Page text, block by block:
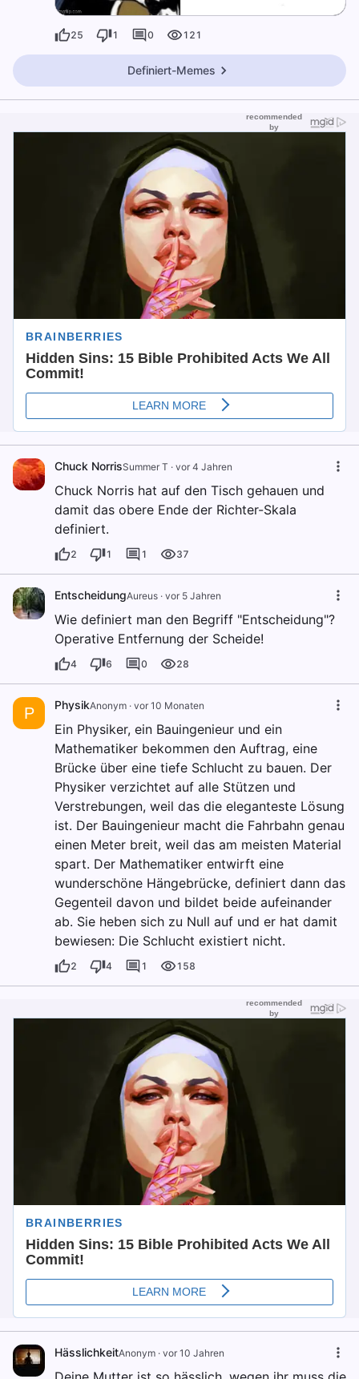
25 1 0 121
Definiert-Memes
Chuck NorrisSummer T · vor 4 Jahren
Chuck Norris hat auf den Tisch gehauen und
damit das obere Ende der Richter-Skala
definiert.
2 1 1 37
EntscheidungAureus · vor 5 Jahren
Wie definiert man den Begriff "Entscheidung"?
Operative Entfernung der Scheide!
4 6 0 28
P PhysikAnonym · vor 10 Monaten
Ein Physiker, ein Bauingenieur und ein
Mathematiker bekommen den Auftrag, eine
Brücke über eine tiefe Schlucht zu bauen. Der
Physiker verzichtet auf alle Stützen und
Verstrebungen, weil das die eleganteste Lösung
ist. Der Bauingenieur macht die Fahrbahn genau
einen Meter breit, weil das am meisten Material
spart. Der Mathematiker entwirft eine
wunderschöne Hängebrücke, definiert dann das
Gegenteil davon und bildet beide aufeinander
ab. Sie heben sich zu Null auf und er hat damit
bewiesen: Die Schlucht existiert nicht.
2 4 1 158
HässlichkeitAnonym · vor 10 Jahren